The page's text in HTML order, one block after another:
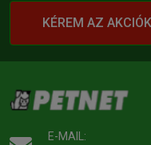
KÉREM AZ
E-MAIL: